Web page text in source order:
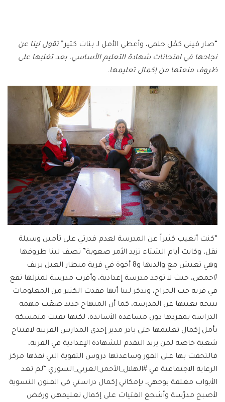
“صار فيني كمّل حلمي، وأعطي الأمل لـ بنات كتير” تقول لينا عن
نجاحها في امتحانات شهادة التعليم الأساسي، بعد تغلبها على
ظروف منعتها من إكمال تعليمها.
“كنت أتغيب كثيراً عن المدرسة لعدم قدرتي على تأمين وسيلة
نقل، وكانت أيام الشتاء تزيد الأمر صعوبة” تصف لينا ظروفها
وهي تعيش مع والديها و8 أخوة في قرية منطار العبل بريف
#حمص، حيث لا توجد مدرسة إعدادية، وأقرب مدرسة لمنزلها تقع
في قرية جب الجراح، وتذكر لينا أنها فقدت الكثير من المعلومات
نتيجة تغيبها عن المدرسة، كما أن المنهاج جديد صعّب مهمة
الدراسة بمفردها دون مساعدة الأساتذة، لكنها بقيت متمسكة
بأمل إكمال تعليمها حتى بادر مدير إحدى المدارس القريبة لافتتاح
شعبة خاصة لمن يريد التقدم للشهادة الإعدادية في القرية،
فالتحقت بها على الفور وساعدتها دروس التقوية التي نفذها مركز
الرعاية الاجتماعية في #الهلال_الأحمر_العربي_السوري “لم تعد
الأبواب مغلقة بوجهي، بإمكاني إكمال دراستي في الفنون النسوية
لأصبح مدرّسة وأشجع الفتيات على إكمال تعليمهن ورفض